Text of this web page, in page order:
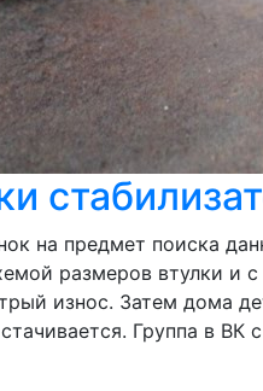
на предмет поиска
размеров втулки и
износ. Затем дома
Группа в